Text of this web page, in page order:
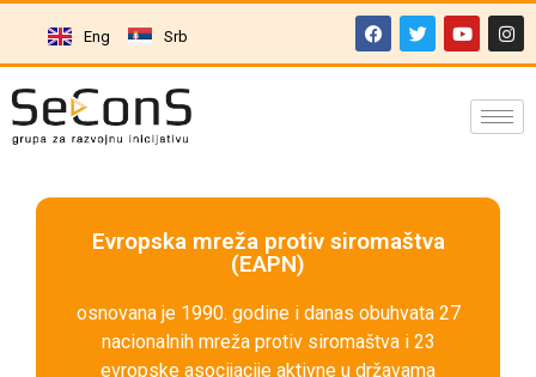
Eng Srb
Evropska mreža protiv siromaštva
(EAPN)
osnovana je 1990. godine i danas obuhvata 27
nacionalnih mreža protiv siromaštva i 23
evropske asocijacije aktivne u državama